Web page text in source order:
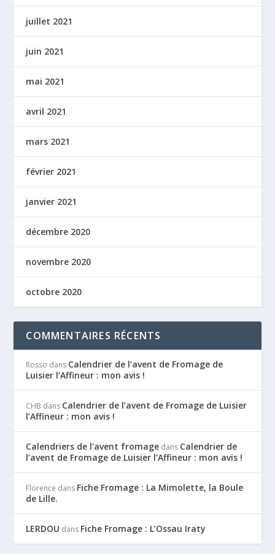
juillet 2021
juin 2021
mai 2021
avril 2021
mars 2021
février 2021
janvier 2021
décembre 2020
novembre 2020
octobre 2020
COMMENTAIRES RÉCENTS
Rosso dans Calendrier de l’avent de Fromage de
Luisier l’Affineur : mon avis !
CHB dans Calendrier de l’avent de Fromage de Luisier
l’Affineur : mon avis !
Calendriers de l'avent fromage dans Calendrier de
l’avent de Fromage de Luisier l’Affineur : mon avis !
Florence dans Fiche Fromage : La Mimolette, la Boule
de Lille.
LERDOU dans Fiche Fromage : L’Ossau Iraty